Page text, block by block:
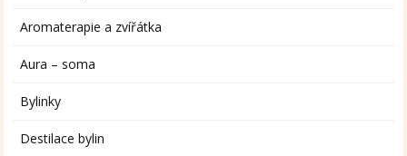
Aromaterapie a zvířátka
Aura – soma
Bylinky
Destilace bylin